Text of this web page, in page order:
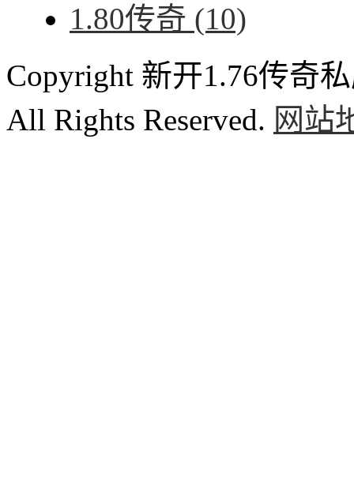
1.80传奇 (10)
Copyright 新开1.76传奇
All Rights Reserved. 网站